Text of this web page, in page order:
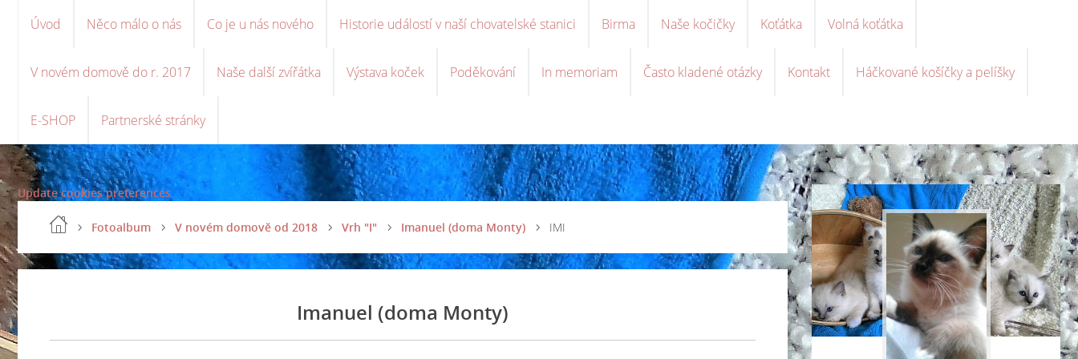
Úvod Něco málo o nás Co je u nás nového Historie událostí v naší chovatelské stanici Birma Naše kočičky Koťátka Volná koťátka
V novém domově do r. 2017 Naše další zvířátka Výstava koček Poděkování In memoriam Často kladené otázky Kontakt Háčkované košíčky a pelíšky
E-SHOP Partnerské stránky
Update cookies preferences
Fotoalbum V novém domově od 2018 Vrh "I" Imanuel (doma Monty) IMI
Imanuel (doma Monty)